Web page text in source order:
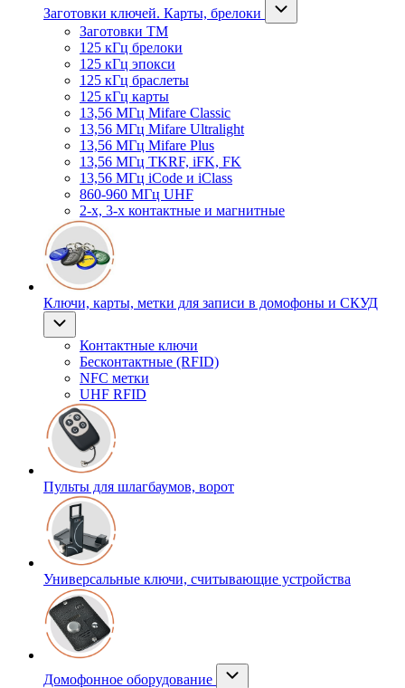
Заготовки ключей. Карты, брелоки
Заготовки ТМ
125 кГц брелоки
125 кГц эпокси
125 кГц браслеты
125 кГц карты
13,56 МГц Mifare Classic
13,56 МГц Mifare Ultralight
13,56 МГц Mifare Plus
13,56 МГц TKRF, iFK, FK
13,56 МГц iCode и iClass
860-960 МГц UHF
2-х, 3-х контактные и магнитные
Ключи, карты, метки для записи в домофоны и СКУД
Контактные ключи
Бесконтактные (RFID)
NFC метки
UHF RFID
Пульты для шлагбаумов, ворот
Универсальные ключи, считывающие устройства
Домофонное оборудование